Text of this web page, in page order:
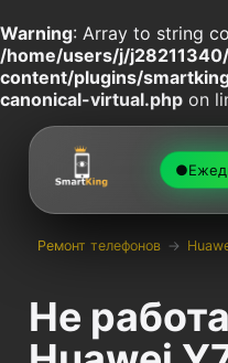
Warning: Array to string
/home/users/j/
content/plugins/
canonical-virtual.php on
●
Ремонт телефонов →
Не